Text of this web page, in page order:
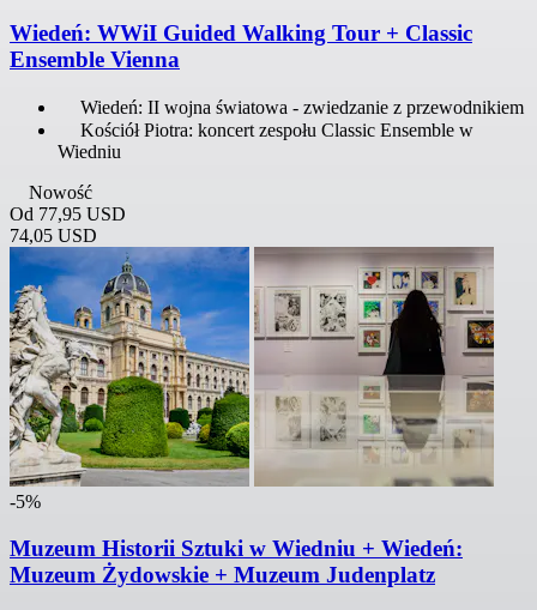
Wiedeń: WWiI Guided Walking Tour + Classic
Ensemble Vienna
Wiedeń: II wojna światowa - zwiedzanie z przewodnikiem
Kościół Piotra: koncert zespołu Classic Ensemble w
Wiedniu
Nowość
Od 77,95 USD
74,05 USD
-5%
Muzeum Historii Sztuki w Wiedniu + Wiedeń:
Muzeum Żydowskie + Muzeum Judenplatz